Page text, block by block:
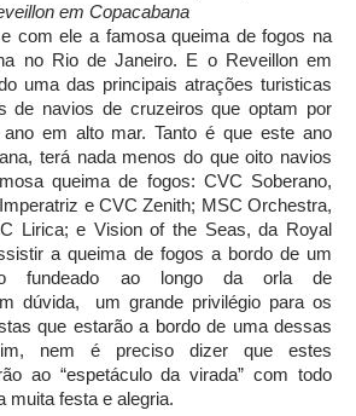
em Copacabana
com ele a famosa queima de fogos na
no Rio de Janeiro. E o Reveillon em
uma das principais atrações turisticas
de navios de cruzeiros que optam por
em alto mar. Tanto é que este ano
terá nada menos do que oito navios
queima de fogos: CVC Soberano,
e CVC Zenith; MSC Orchestra,
Lirica; e Vision of the Seas, da Royal
a queima de fogos a bordo de um
fundeado ao longo da orla de
dúvida, um grande privilégio para os
que estarão a bordo de uma dessas
nem é preciso dizer que estes
ao “espetáculo da virada” com todo
muita festa e alegria.